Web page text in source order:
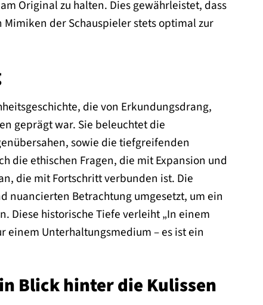
Original zu halten. Dies gewährleistet, dass
der Schauspieler stets optimal zur
die von Erkundungsdrang,
geprägt war. Sie beleuchtet die
sowie die tiefgreifenden
die ethischen Fragen, die mit Expansion und
die mit Fortschritt verbunden ist. Die
nuancierten Betrachtung umgesetzt, um ein
Diese historische Tiefe verleiht „In einem
einem Unterhaltungsmedium – es ist ein
Blick hinter die Kulissen